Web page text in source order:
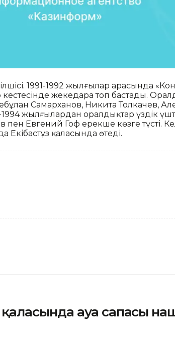
1991-1992 жылғылар арасында
жекедара топ бастады.
Самарханов, Никита Толкачев,
жылғылардан оралдықтар үздік
Евгений Гоф ерекше көзге түсті.
қаласында өтеді.
қаласында ауа сапасы